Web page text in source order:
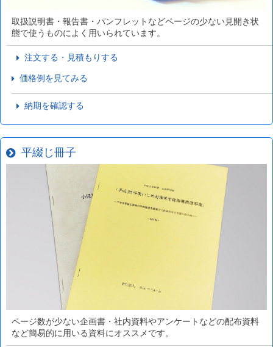
取扱説明書・報告書・パンフレットなどページの少ない見開き状
態で使うものによく用いられています。
注文する・見積もりする
価格例を見てみる
納期を確認する
平綴じ冊子
ページ数が少ない企画書・社内資料やアンケートなどの配布資料
など簡易的に用いる資料にオススメです。